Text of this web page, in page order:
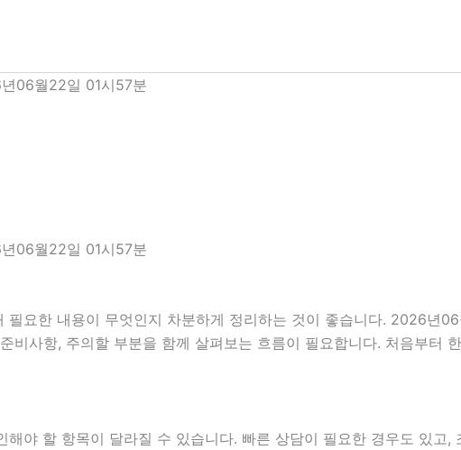
06월22일 01시57분
06월22일 01시57분
필요한 내용이 무엇인지 차분하게 정리하는 것이 좋습니다. 2026년
비사항, 주의할 부분을 함께 살펴보는 흐름이 필요합니다. 처음부터
해야 할 항목이 달라질 수 있습니다. 빠른 상담이 필요한 경우도 있